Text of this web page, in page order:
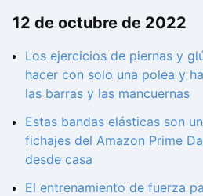
12 de octubre de 2022
Los ejercicios de piernas y
hacer con solo una polea y
las barras y las mancuernas
Estas bandas elásticas son
fichajes del Amazon Prime
desde casa
El entrenamiento de fuerza